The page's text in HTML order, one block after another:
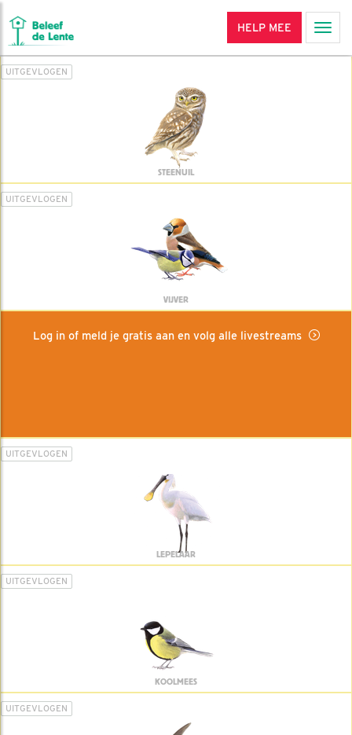
HELP MEE
UITGEVLOGEN
STEENUIL
UITGEVLOGEN
VIJVER
Log in of meld je gratis aan en volg alle livestreams
UITGEVLOGEN
LEPELAAR
UITGEVLOGEN
KOOLMEES
UITGEVLOGEN